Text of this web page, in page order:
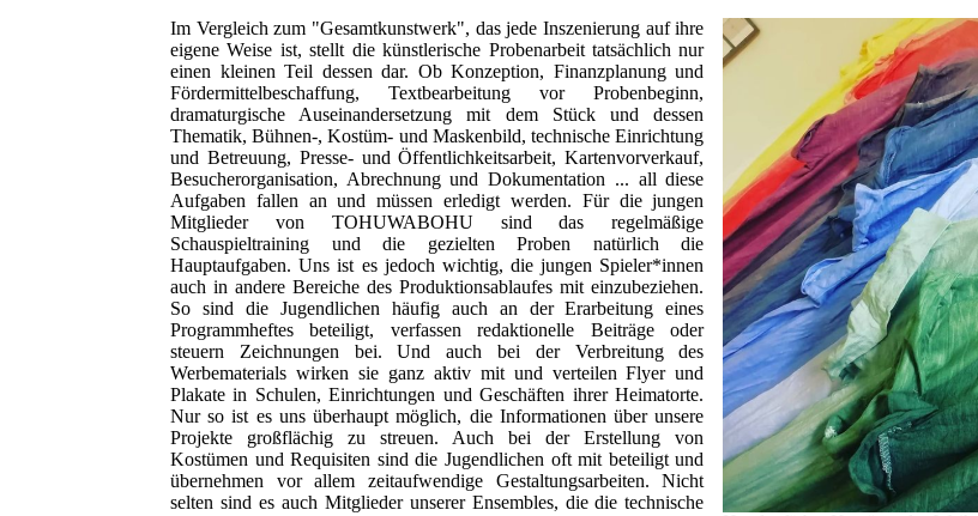
Im Vergleich zum "Gesamtkunstwerk", das jede Inszenierung auf ihre
eigene Weise ist, stellt die künstlerische Probenarbeit tatsächlich nur
einen kleinen Teil dessen dar. Ob Konzeption, Finanzplanung und
Fördermittelbeschaffung, Textbearbeitung vor Probenbeginn,
dramaturgische Auseinandersetzung mit dem Stück und dessen
Thematik, Bühnen-, Kostüm- und Maskenbild, technische Einrichtung
und Betreuung, Presse- und Öffentlichkeitsarbeit, Kartenvorverkauf,
Besucherorganisation, Abrechnung und Dokumentation ... all diese
Aufgaben fallen an und müssen erledigt werden. Für die jungen
Mitglieder von TOHUWABOHU sind das regelmäßige
Schauspieltraining und die gezielten Proben natürlich die
Hauptaufgaben. Uns ist es jedoch wichtig, die jungen Spieler*innen
auch in andere Bereiche des Produktionsablaufes mit einzubeziehen.
So sind die Jugendlichen häufig auch an der Erarbeitung eines
Programmheftes beteiligt, verfassen redaktionelle Beiträge oder
steuern Zeichnungen bei. Und auch bei der Verbreitung des
Werbematerials wirken sie ganz aktiv mit und verteilen Flyer und
Plakate in Schulen, Einrichtungen und Geschäften ihrer Heimatorte.
Nur so ist es uns überhaupt möglich, die Informationen über unsere
Projekte großflächig zu streuen. Auch bei der Erstellung von
Kostümen und Requisiten sind die Jugendlichen oft mit beteiligt und
übernehmen vor allem zeitaufwendige Gestaltungsarbeiten. Nicht
selten sind es auch Mitglieder unserer Ensembles, die die technische